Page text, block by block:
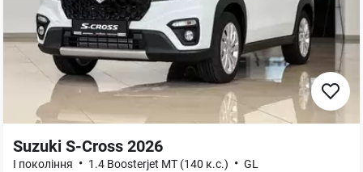
Suzuki S-Cross 2026
I покоління • 1.4 Boosterjet MT (140 к.с.) • GL